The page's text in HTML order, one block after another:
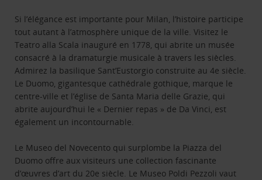
Si l’élégance est importante pour Milan, l’histoire participe
tout autant à l’atmosphère unique de la ville. Visitez le
Teatro alla Scala inauguré en 1778, qui abrite un musée
consacré à la dramaturgie musicale à travers les siècles.
Admirez la basilique Sant’Eustorgio construite au 4e siècle.
Le Duomo, gigantesque cathédrale gothique, marque le
centre-ville et l’église de Santa Maria delle Grazie, qui
abrite aujourd’hui le « Dernier repas » de Da Vinci, est
également un incontournable.
Le Museo del Novecento qui surplombe la Piazza del
Duomo offre aux visiteurs une collection fascinante
d’œuvres d’art du 20e siècle. Le Museo Poldi Pezzoli vaut